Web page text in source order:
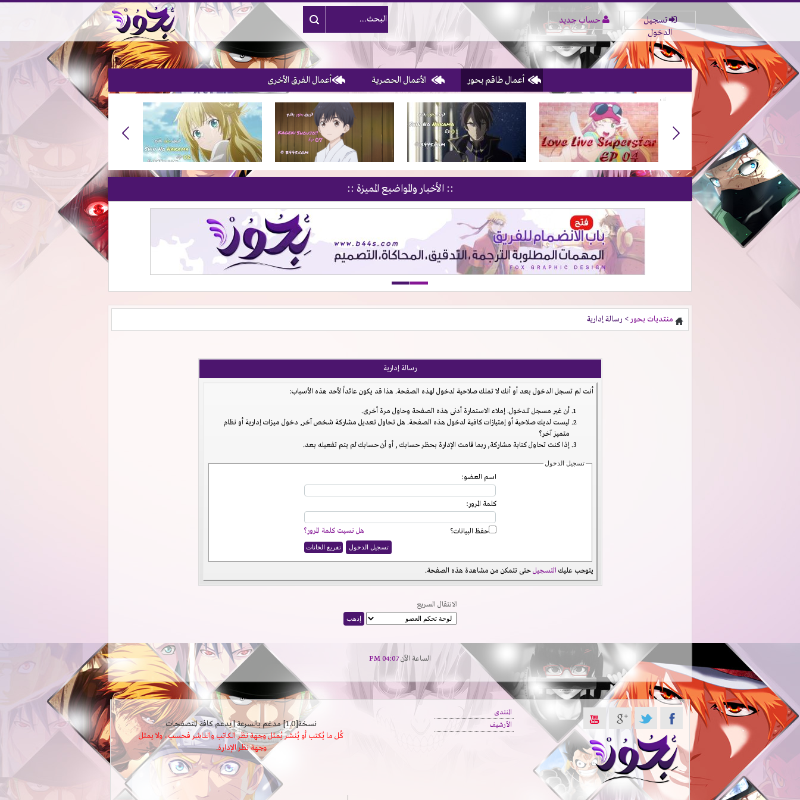
تسجيل
الدخول
حساب جديد
أعمال طاقم بحور الأعمال الحصرية أعمال الفرق الأخرى
1, 2, 3 & 4of 10
:: الأخبار والمواضيع المميزة ::
منتديات بحور > رسالة إدارية
رسالة إدارية
أنت لم تسجل الدخول بعد أو أنك لا تملك صلاحية لدخول لهذه الصفحة. هذا قد يكون عائداً لأحد هذه الأسباب:
أن غير مسجل للدخول. إملاء الاستمارة أدنى هذه الصفحة وحاول مرة أخرى.
ليست لديك صلاحية أو إمتيازات كافية لدخول هذه الصفحة. هل تحاول تعديل مشاركة شخص آخر, دخول ميزات إدارية أو نظام
متميز آخر؟
إذا كنت تحاول كتابة مشاركة, ربما قامت الإدارة بحظر حسابك , أو أن حسابك لم يتم تفعيله بعد.
تسجيل الدخول
اسم العضو:
كلمة المرور:
هل نسيت كلمة المرور؟ حفظ البيانات؟
يتوجب عليك التسجيلحتى تتمكن من مشاهدة هذه الصفحة.
الانتقال السريع
الساعة الآن04:07 PM
المنتدى
الأرشيف
نسخة[1.0] مدعَم بالسرعة | يدعم كافة المتصفحات
كُل ما يُكتب أو يُنشر يُمثل وجهة نظر الكاتب والناشر فحسب، ولا يمثل
وجهة نظر الإدارة.